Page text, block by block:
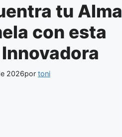
tu Alma
con esta
2026por toni